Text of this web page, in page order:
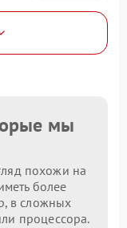
мы
похожи на
более
в сложных
процессора.